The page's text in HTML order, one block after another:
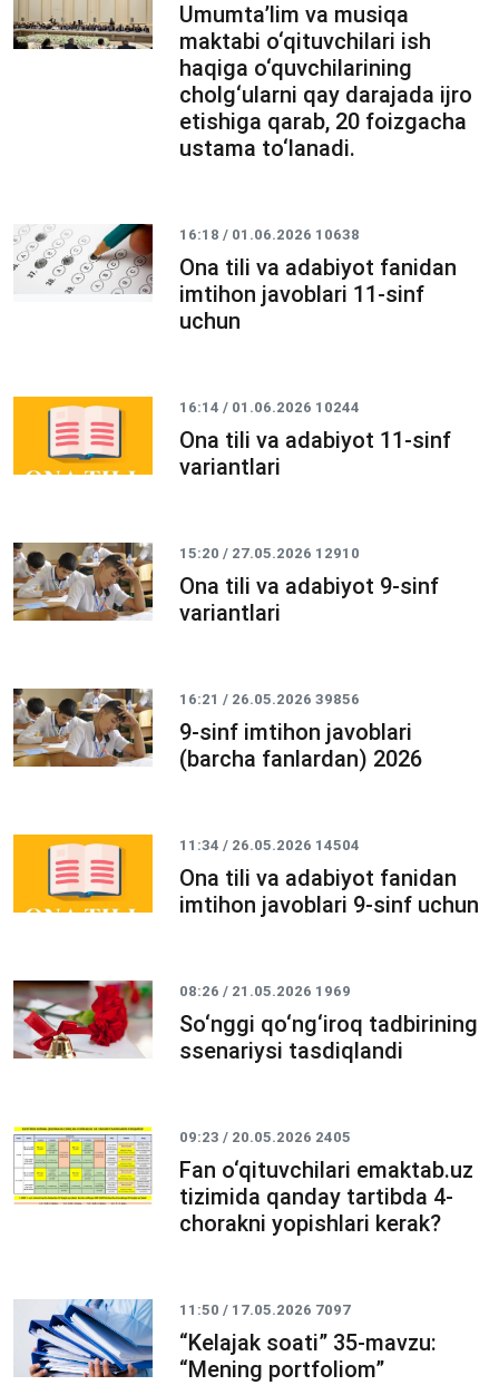
Umumtaʼlim va musiqa
maktabi o‘qituvchilari ish
haqiga o‘quvchilarining
cholg‘ularni qay darajada ijro
etishiga qarab, 20 foizgacha
ustama to‘lanadi.
16:18 / 01.06.2026 10638
Ona tili va adabiyot fanidan
imtihon javoblari 11-sinf
uchun
16:14 / 01.06.2026 10244
Ona tili va adabiyot 11-sinf
variantlari
15:20 / 27.05.2026 12910
Ona tili va adabiyot 9-sinf
variantlari
16:21 / 26.05.202639856
9-sinf imtihon javoblari
(barcha fanlardan) 2026
11:34 / 26.05.2026 14504
Ona tili va adabiyot fanidan
imtihon javoblari 9-sinf uchun
08:26 / 21.05.2026 1969
So‘nggi qo‘ng‘iroq tadbirining
ssenariysi tasdiqlandi
09:23 / 20.05.2026 2405
Fan o‘qituvchilari emaktab.uz
tizimida qanday tartibda 4-
chorakni yopishlari kerak?
11:50 / 17.05.2026 7097
“Kelajak soati” 35-mavzu:
“Mening portfoliom”